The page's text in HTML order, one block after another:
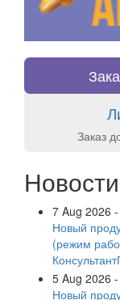
Заказ
7 Aug 2026
Новый
(режим
5 Aug 2026
Новый